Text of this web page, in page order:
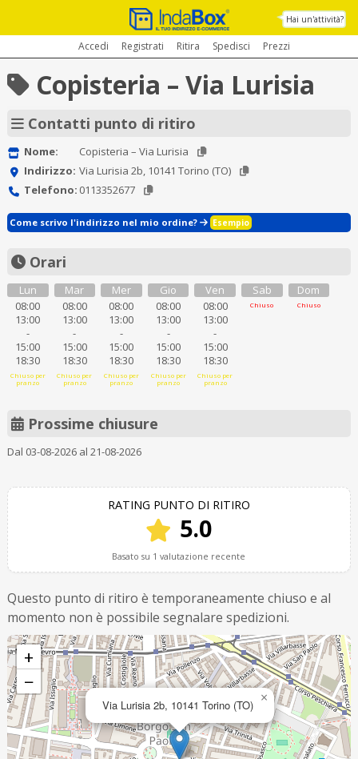
Hai un'attività?
Accedi Registrati Ritira Spedisci Prezzi
Copisteria – Via Lurisia
Contatti punto di ritiro
Nome:
Copisteria – Via Lurisia
Indirizzo: Via Lurisia 2b, 10141 Torino (TO)
Telefono: 0113352677
Come scrivo l'indirizzo nel mio ordine? Esempio
Orari
Lun
08:00
13:00
-
15:00
18:30
Chiuso per
pranzo
Mar
08:00
13:00
-
15:00
18:30
Chiuso per
pranzo
Mer
08:00
13:00
-
15:00
18:30
Chiuso per
pranzo
Gio
08:00
13:00
-
15:00
18:30
Chiuso per
pranzo
Ven
08:00
13:00
-
15:00
18:30
Chiuso per
pranzo
Sab
Chiuso
Dom
Chiuso
Prossime chiusure
Dal 03-08-2026 al 21-08-2026
RATING PUNTO DI RITIRO
5.0
Basato su 1 valutazione recente
Questo punto di ritiro è temporaneamente chiuso e al
momento non è possibile segnalare spedizioni.
Via Lurisia 2b, 10141 Torino (TO) ×
+
−